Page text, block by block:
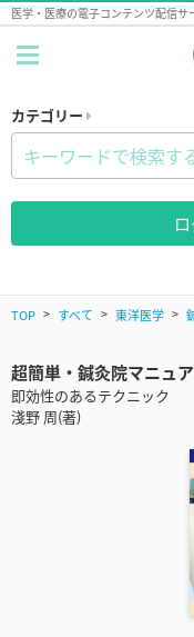
医学・医療の電子コンテンツ配信サ
カテゴリー
TOP すべて 東洋医学
超簡単・鍼灸院マニュ
即効性のあるテクニック
淺野 周(著)